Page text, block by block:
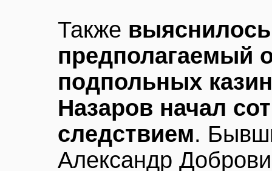
Также
предполагаемый
подпольных
Назаров начал
следствием.
Александр